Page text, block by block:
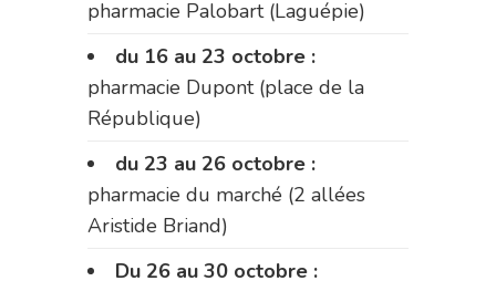
pharmacie Palobart (Laguépie)
du 16 au 23 octobre :
pharmacie Dupont (place de la
République)
du 23 au 26 octobre :
pharmacie du marché (2 allées
Aristide Briand)
Du 26 au 30 octobre :